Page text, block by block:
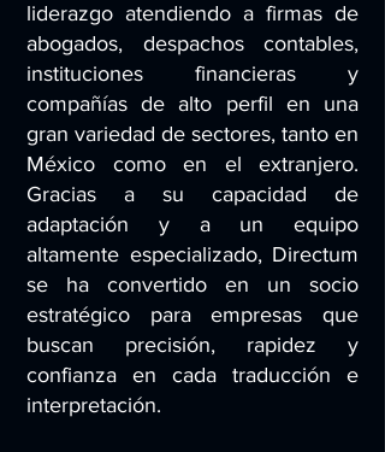
liderazgo atendiendo a firmas de
abogados, despachos contables,
instituciones financieras y
compañías de alto perfil en una
gran variedad de sectores, tanto en
México como en el extranjero.
Gracias a su capacidad de
adaptación y a un equipo
altamente especializado, Directum
se ha convertido en un socio
estratégico para empresas que
buscan precisión, rapidez y
confianza en cada traducción e
interpretación.